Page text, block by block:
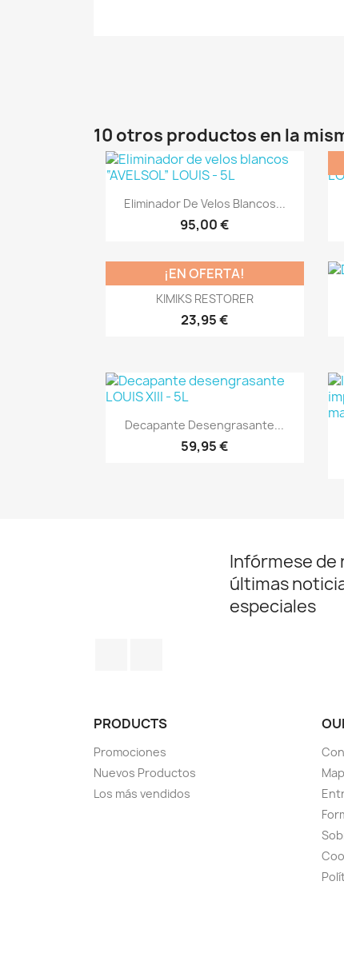
10 otros productos en la
Vista rápida
Eliminador De Velos Blancos...
95,00 €
Vista rápida
KIMIKS RESTORER
23,95 €
¡EN OFERTA!
Vista rápida
Decapante Desengrasante...
59,95 €
Infórmese de
últimas
especiales
PRODUCTS
Promociones
Nuevos Productos
Los más vendidos